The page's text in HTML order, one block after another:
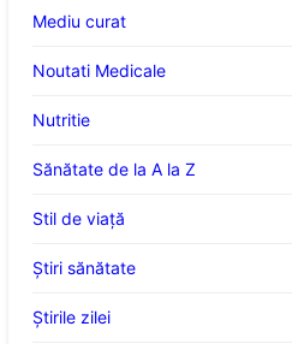
Mediu curat
Noutati Medicale
Nutritie
Sănătate de la A la Z
Stil de viaţă
Ştiri sănătate
Știrile zilei